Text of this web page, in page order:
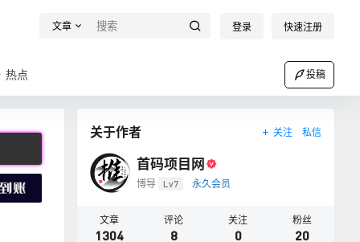
文章 登录 快速注册
热点 投稿
关于作者 关注 私信
首码项目网
博导 Lv7 永久会员
文章
1304
评论
8
关注
0
粉丝
20